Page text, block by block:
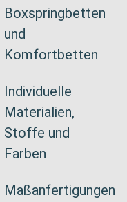
Boxspringbetten
und
Komfortbetten
Individuelle
Materialien,
Stoffe und
Farben
Maßanfertigungen